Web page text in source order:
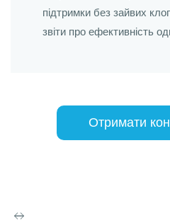
підтримки без зайвих
звіти про ефективність
Отримати